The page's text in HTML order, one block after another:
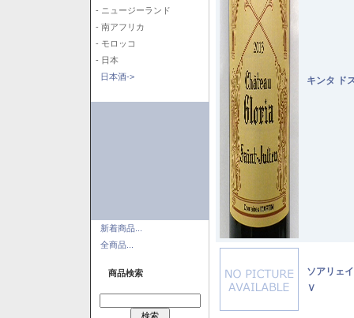
- ニュージーランド
- 南アフリカ
- モロッコ
- 日本
日本酒->
新着商品...
全商品...
商品検索
キンタ ド
ソアリェ
Ｖ